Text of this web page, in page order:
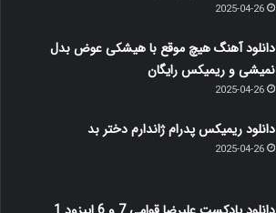
2025-04-26
دانلود آهنگ هیچ موقع با هیشکی عوض بدل
نمیشی و ریمیکس رایگان
2025-04-26
دانلود ریمیکس پدرام ژاندارم دختر بد
2025-04-26